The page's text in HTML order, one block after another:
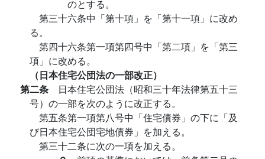
のとする。
第三十六条中「第十項」を「第十一項」に改め
る。
第四十六条第一項第四号中「第二項」を「第三
項」に改める。
（日本住宅公団法の一部改正）
第二条 日本住宅公団法（昭和三十年法律第五十三
号）の一部を次のように改正する。
第五条第一項第八号中「住宅債券」の下に「及
び日本住宅公団宅地債券」を加える。
第三十二条に次の一項を加える。